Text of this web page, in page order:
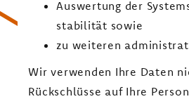
Auswertung der
stabilität sowie
zu weiteren
Wir verwenden Ihre Daten
Rückschlüsse auf Ihre